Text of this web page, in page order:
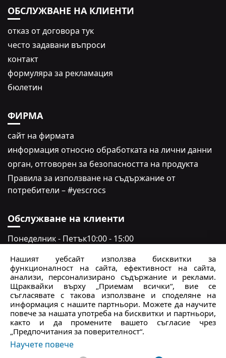
ОБСЛУЖВАНЕ НА КЛИЕНТИ
oтказ от договора тук
често задавани въпроси
контакт
формуляра за рекламация
бюлетин
ФИРМА
сайт на фирмата
информация относно обработката на лични данни
oрган, отговорен за безопасността на продукта
Правила за използване на съдържание от
потребители – #yescrocs
Обслужване на клиенти
Понеделник - Петък10:00 - 15:00
crocs.bg@intersocks.pl
+359
Изпрати
ПриемамПолитиката за поверителност
Нашият уебсайт използва бисквитки за
функционалност на сайта, ефективност на сайта,
анализи, персонализирано съдържание и реклами.
Щраквайки върху „Приемам всички“, вие се
съгласявате с такова използване и споделяне на
информация с нашите партньори. Можете да научите
повече за нашата употреба на бисквитки и партньори,
както и да промените вашето съгласие чрез
„Предпочитания за поверителност“.
Научете повече